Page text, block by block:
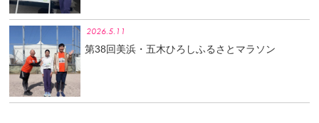
2026.5.11
第38回美浜・五木ひろしふるさとマラソン